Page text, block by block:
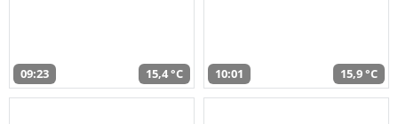
09:23 15,4 °C 10:01 15,9 °C